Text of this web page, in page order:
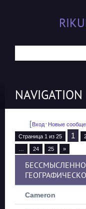
NAVIGATION
[Вход·Новые
Страница 1 из 25 1
24 25 »
Cameron